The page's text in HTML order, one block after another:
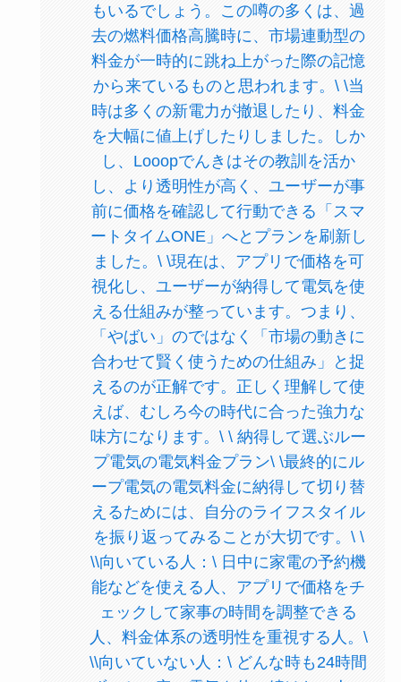
もいるでしょう。この噂の多くは、過
去の燃料価格高騰時に、市場連動型の
料金が一時的に跳ね上がった際の記憶
から来ているものと思われます。\ \当
時は多くの新電力が撤退したり、料金
を大幅に値上げしたりしました。しか
し、Looopでんきはその教訓を活か
し、より透明性が高く、ユーザーが事
前に価格を確認して行動できる「スマ
ートタイムONE」へとプランを刷新し
ました。\ \現在は、アプリで価格を可
視化し、ユーザーが納得して電気を使
える仕組みが整っています。つまり、
「やばい」のではなく「市場の動きに
合わせて賢く使うための仕組み」と捉
えるのが正解です。正しく理解して使
えば、むしろ今の時代に合った強力な
味方になります。\ \ 納得して選ぶルー
プ電気の電気料金プラン\ \最終的にル
ープ電気の電気料金に納得して切り替
えるためには、自分のライフスタイル
を振り返ってみることが大切です。\ \
\\向いている人：\ 日中に家電の予約機
能などを使える人、アプリで価格をチ
ェックして家事の時間を調整できる
人、料金体系の透明性を重視する人。\
\\向いていない人：\ どんな時も24時間